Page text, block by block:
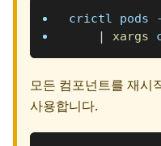
crictl pods
|
xargs
모든 컴포넌트를 재시
사용합니다.